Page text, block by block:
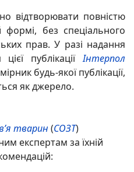
відтворювати повністю
формі, без спеціального
прав. У разі надання
публікаціїІнтерпол
будь-якої публікації,
як джерело.
тварин (СОЗТ)
експертам за їхній